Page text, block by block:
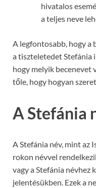
hivatalos
a teljes neve
A legfontosabb, hogy a
a tiszteletedet Stefánia
hogy melyik becenevet
tőle, hogy hogyan
A Stefánia
A Stefánia név, mint az
rokon névvel
vagy a Stefánia névhez
jelentésükben. Ezek a